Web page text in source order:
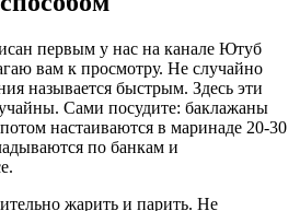
первым у нас на канале Ютуб
вам к просмотру. Не случайно
называется быстрым. Здесь эти
Сами посудите: баклажаны
настаиваются в маринаде 20-30
по банкам и
жарить и парить. Не